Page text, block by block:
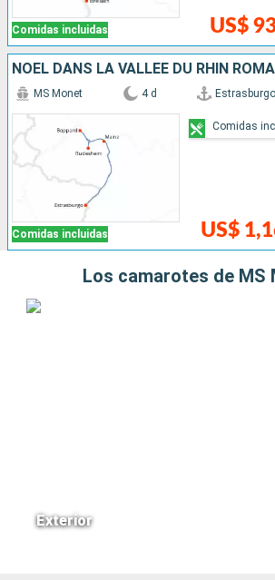
Comidas incluidas US$
Comidas incluidas
MS Monet 4 d Estrasburgo
US$
Comidas
Los camarotes de MS
Exterior